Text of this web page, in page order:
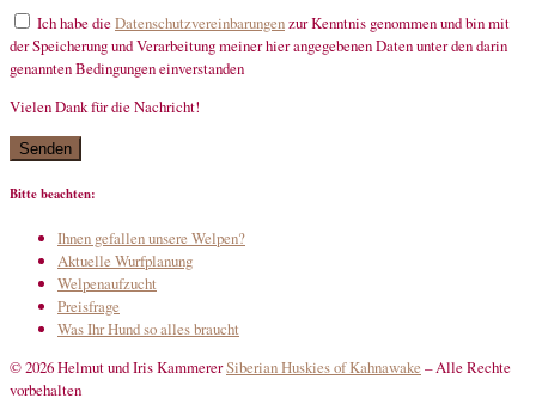
Ich habe dieDatenschutzvereinbarungenzur Kenntnis genommen und bin mit
der Speicherung und Verarbeitung meiner hier angegebenen Daten unter den darin
genannten Bedingungen einverstanden
Vielen Dank für die Nachricht!
Bitte beachten:
Ihnen gefallen unsere Welpen?
Aktuelle Wurfplanung
Welpenaufzucht
Preisfrage
Was Ihr Hund so alles braucht
© 2026 Helmut und Iris KammererSiberian Huskies of Kahnawake –Alle Rechte
vorbehalten